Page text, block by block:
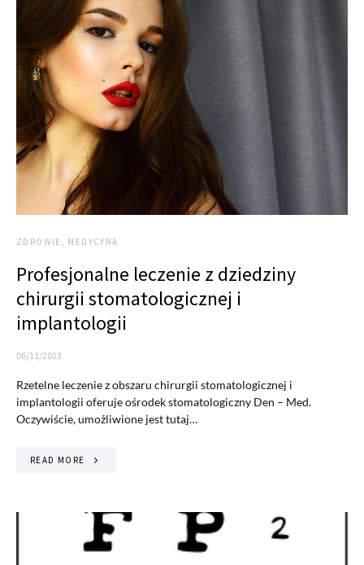
ZDROWIE, MEDYCYNA
Profesjonalne leczenie z dziedziny
chirurgii stomatologicznej i
implantologii
06/11/2023
Rzetelne leczenie z obszaru chirurgii stomatologicznej i
implantologii oferuje ośrodek stomatologiczny Den – Med.
Oczywiście, umożliwione jest tutaj…
READ MORE